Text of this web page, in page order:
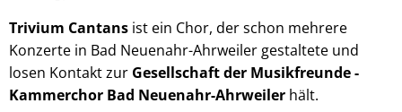
Trivium Cantans ist ein Chor, der schon mehrere
Konzerte in Bad Neuenahr-Ahrweiler gestaltete und
losen Kontakt zur Gesellschaft der Musikfreunde -
Kammerchor Bad Neuenahr-Ahrweiler hält.